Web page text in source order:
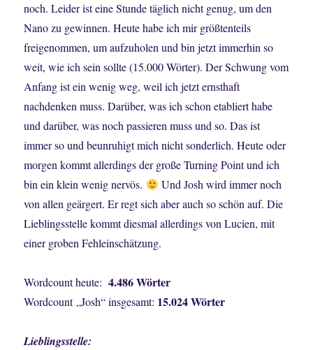
noch. Leider ist eine Stunde täglich nicht genug, um den
Nano zu gewinnen. Heute habe ich mir größtenteils
freigenommen, um aufzuholen und bin jetzt immerhin so
weit, wie ich sein sollte (15.000 Wörter). Der Schwung vom
Anfang ist ein wenig weg, weil ich jetzt ernsthaft
nachdenken muss. Darüber, was ich schon etabliert habe
und darüber, was noch passieren muss und so. Das ist
immer so und beunruhigt mich nicht sonderlich. Heute oder
morgen kommt allerdings der große Turning Point und ich
bin ein klein wenig nervös.
Und Josh wird immer noch
von allen geärgert. Er regt sich aber auch so schön auf. Die
Lieblingsstelle kommt diesmal allerdings von Lucien, mit
einer groben Fehleinschätzung.
Wordcount heute: 4.486Wörter
Wordcount „Josh“ insgesamt: 15.024Wörter
Lieblingsstelle: